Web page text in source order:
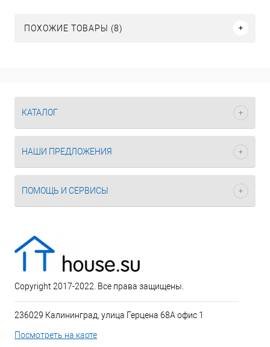
ПОХОЖИЕ ТОВАРЫ (8)
КАТАЛОГ
НАШИ ПРЕДЛОЖЕНИЯ
ПОМОЩЬ И СЕРВИСЫ
Copyright 2017-2022. Все права защищены.
236029 Калининград, улица Герцена 68А офис 1
Посмотреть на карте